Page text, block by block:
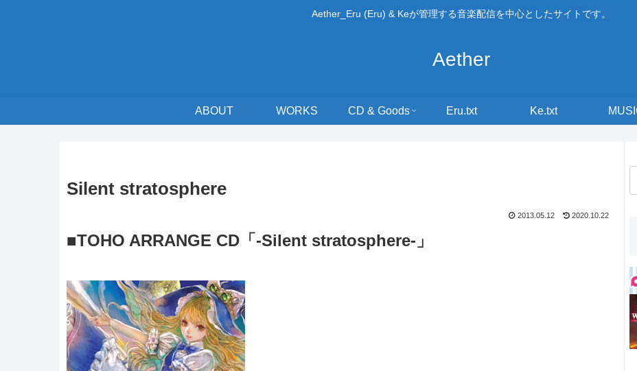
Aether_Eru (Eru) & Keが管理する音楽配信を中心としたサイトです。
Aether
ABOUT WORKS CD & Goods Eru.txt Ke.txt
Silent stratosphere
2013.05.12 2020.10.22
■TOHO ARRANGE CD「-Silent stratosphere-」